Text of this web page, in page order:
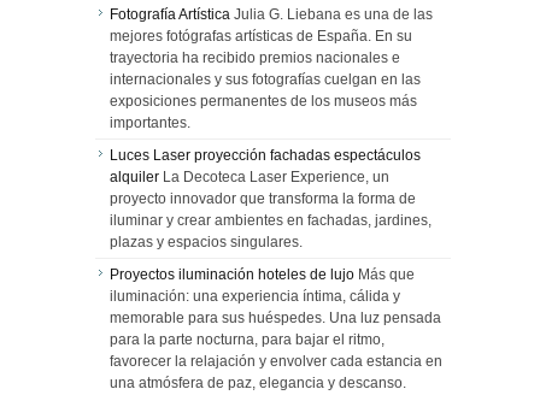
Fotografía Artística Julia G. Liebana es una de las
mejores fotógrafas artísticas de España. En su
trayectoria ha recibido premios nacionales e
internacionales y sus fotografías cuelgan en las
exposiciones permanentes de los museos más
importantes.
Luces Laser proyección fachadas espectáculos
alquiler La Decoteca Laser Experience, un
proyecto innovador que transforma la forma de
iluminar y crear ambientes en fachadas, jardines,
plazas y espacios singulares.
Proyectos iluminación hoteles de lujo Más que
iluminación: una experiencia íntima, cálida y
memorable para sus huéspedes. Una luz pensada
para la parte nocturna, para bajar el ritmo,
favorecer la relajación y envolver cada estancia en
una atmósfera de paz, elegancia y descanso.